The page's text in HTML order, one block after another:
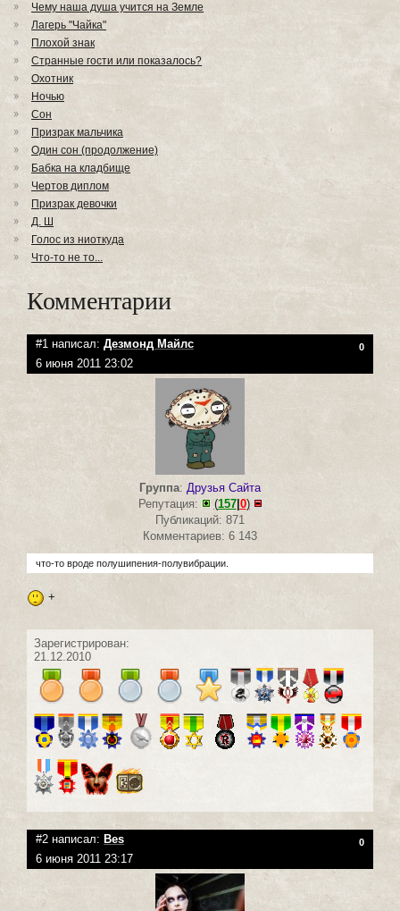
Чему наша душа учится на Земле
Лагерь "Чайка"
Плохой знак
Странные гости или показалось?
Охотник
Ночью
Сон
Призрак мальчика
Один сон (продолжение)
Бабка на кладбище
Чертов диплом
Призрак девочки
Д. Ш
Голос из ниоткуда
Что-то не то...
Комментарии
#1 написал: Дезмонд Майлс 0
6 июня 2011 23:02
Группа: Друзья Сайта
Репутация:
(157| 0)
Публикаций: 871
Комментариев: 6 143
что-то вроде полушипения-полувибрации.
+
Зарегистрирован:
21.12.2010
#2 написал: Bes 0
6 июня 2011 23:17